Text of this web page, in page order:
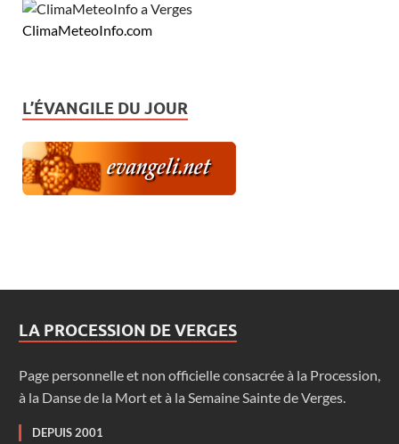
ClimaMeteoInfo.com
L’ÉVANGILE DU JOUR
LA PROCESSION DE VERGES
Page personnelle et non officielle consacrée à la Procession,
à la Danse de la Mort et à la Semaine Sainte de Verges.
DEPUIS 2001